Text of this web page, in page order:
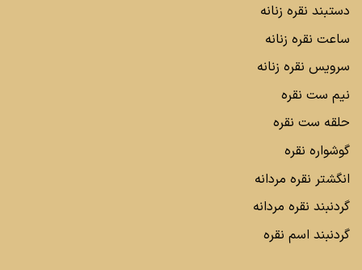
دستبند نقره زنانه
ساعت نقره زنانه
سرویس نقره زنانه
نیم ست نقره
حلقه ست نقره
گوشواره نقره
انگشتر نقره مردانه
گردنبند نقره مردانه
گردنبند اسم نقره